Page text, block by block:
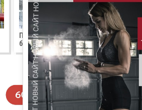
Подтягивания киппинг,
баттерфляй